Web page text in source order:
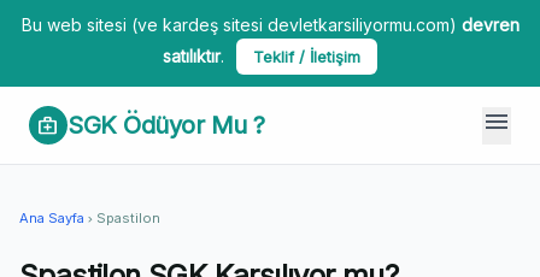
Bu web sitesi (ve kardeş sitesi devletkarsiliyormu.com) devren
satılıktır. Teklif / İletişim
medical_services SGK Ödüyor Mu ? menu
Ana Sayfa chevron_right Spastilon